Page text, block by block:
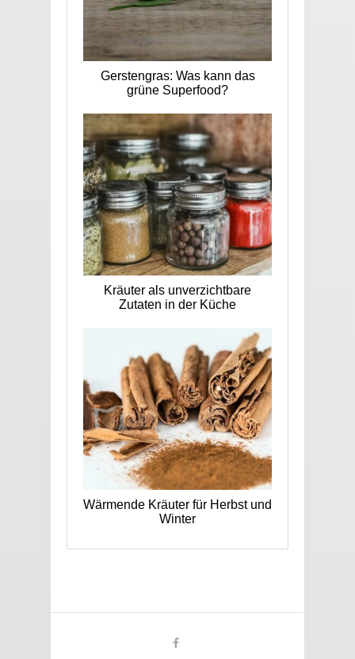
Gerstengras: Was kann das
grüne Superfood?
Kräuter als unverzichtbare
Zutaten in der Küche
Wärmende Kräuter für Herbst und
Winter